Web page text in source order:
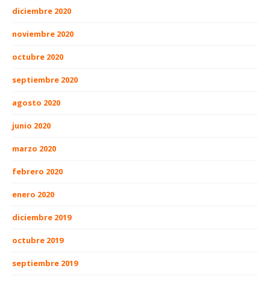
diciembre 2020
noviembre 2020
octubre 2020
septiembre 2020
agosto 2020
junio 2020
marzo 2020
febrero 2020
enero 2020
diciembre 2019
octubre 2019
septiembre 2019